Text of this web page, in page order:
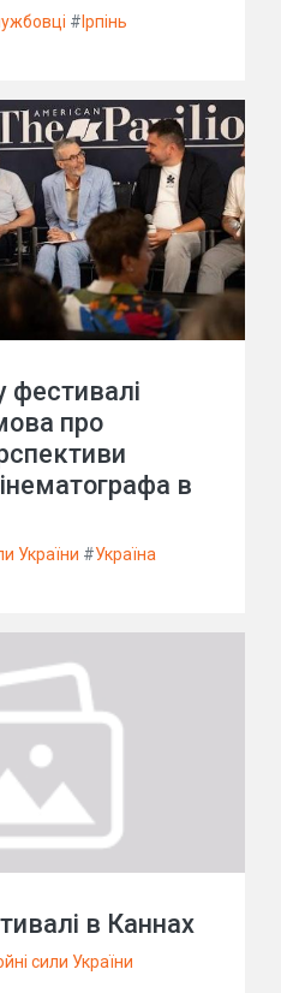
# Ірпінь
про
в
України #Україна
в Каннах
сили України